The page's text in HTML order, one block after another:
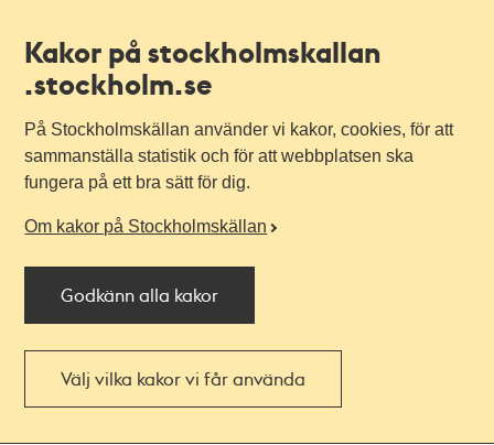
Kakor på stockholmskallan
.stockholm.se
På Stockholmskällan använder vi kakor, cookies, för att
sammanställa statistik och för att webbplatsen ska
fungera på ett bra sätt för dig.
Om kakor på Stockholmskällan
Godkänn alla kakor
Välj vilka kakor vi får använda